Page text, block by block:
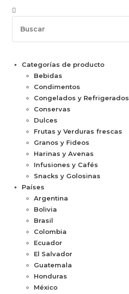
Categorías de producto
Bebidas
Condimentos
Congelados y Refrigerados
Conservas
Dulces
Frutas y Verduras frescas
Granos y Fideos
Harinas y Avenas
Infusiones y Cafés
Snacks y Golosinas
Países
Argentina
Bolivia
Brasil
Colombia
Ecuador
El Salvador
Guatemala
Honduras
México